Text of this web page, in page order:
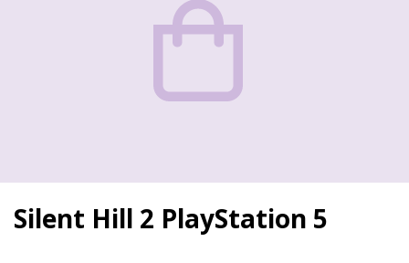
Silent Hill 2 PlayStation 5